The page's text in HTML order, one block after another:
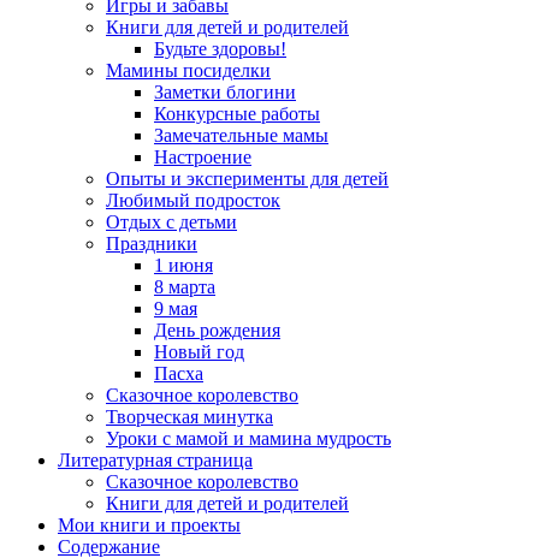
Игры и забавы
Книги для детей и родителей
Будьте здоровы!
Мамины посиделки
Заметки блогини
Конкурсные работы
Замечательные мамы
Настроение
Опыты и эксперименты для детей
Любимый подросток
Отдых с детьми
Праздники
1 июня
8 марта
9 мая
День рождения
Новый год
Пасха
Сказочное королевство
Творческая минутка
Уроки с мамой и мамина мудрость
Литературная страница
Сказочное королевство
Книги для детей и родителей
Мои книги и проекты
Содержание